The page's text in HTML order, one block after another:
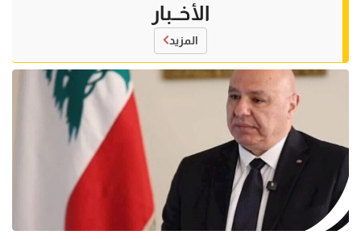
الأخــبار
المزيد